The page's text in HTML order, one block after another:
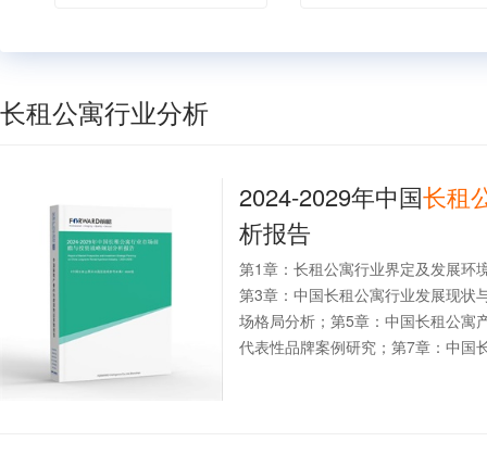
长租公寓行业分析
2024-2029年中国长租
析报告
第1章：长租公寓行业界定及发展环
第3章：中国长租公寓行业发展现状
场格局分析；第5章：中国长租公寓
代表性品牌案例研究；第7章：中国